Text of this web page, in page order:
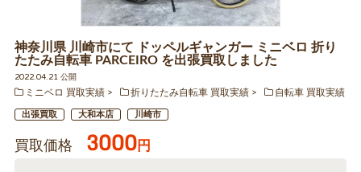
神奈川県 川崎市にて ドッペルギャンガー ミニベロ 折り
たたみ自転車 PARCEIRO を出張買取しました
2022.04.21 公開
ミニベロ 買取実績
折りたたみ自転車 買取実績 自転車 買取実績
出張買取 大和本店 川崎市
買取価格 3000円